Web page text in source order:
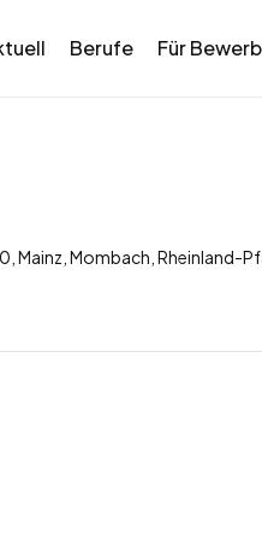
Berufe Für
Mainz, Mombach, Rheinland-